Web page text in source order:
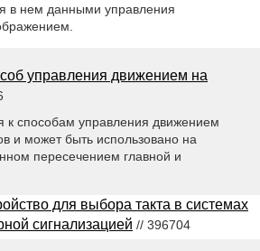
в нем данными управления
управления движением на
к способам управления движением
и может быть использовано на
пересечением главной и
для выбора такта в системах
сигнализацией // 396704